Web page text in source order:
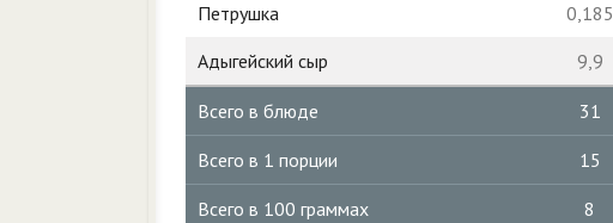
Петрушка
0,185
Адыгейский сыр
9,9
Всего в блюде 31
Всего в 1 порции 15
Всего в 100 граммах 8